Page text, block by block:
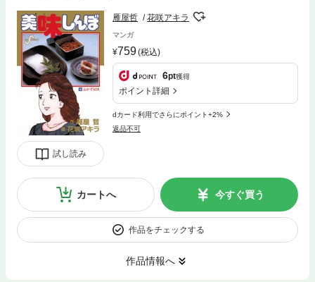
試し読み
雁屋哲 花咲アキラ
マンガ
759(税込)
6pt獲得
ポイント詳細
dカード利用でさらにポイント+2%
返品不可
カートへ 今すぐ買う
作品をチェックする
作品情報へ